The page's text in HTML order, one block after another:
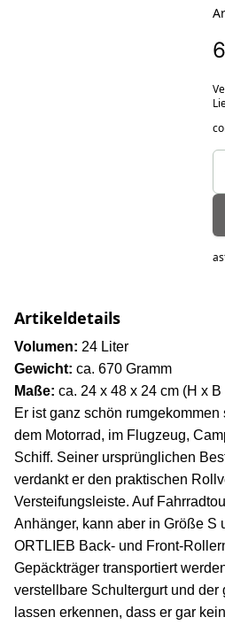
Artikeldetails
Volumen: 24 Liter
Gewicht: ca. 670 Gramm
Maße: ca. 24 x 48 x 24 cm (H x B
Er ist ganz schön
dem Motorrad, im Flugzeug,
Schiff. Seiner ursprünglichen
verdankt er den praktischen
Versteifungsleiste. Auf
Anhänger, kann aber in Größe S
ORTLIEB Back- und Front-
Gepäckträger transportiert
verstellbare Schultergurt und der
lassen erkennen, dass er gar